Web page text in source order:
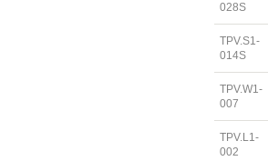
028S
TPV.S1-
014S
TPV.W1-
007
TPV.L1-
002